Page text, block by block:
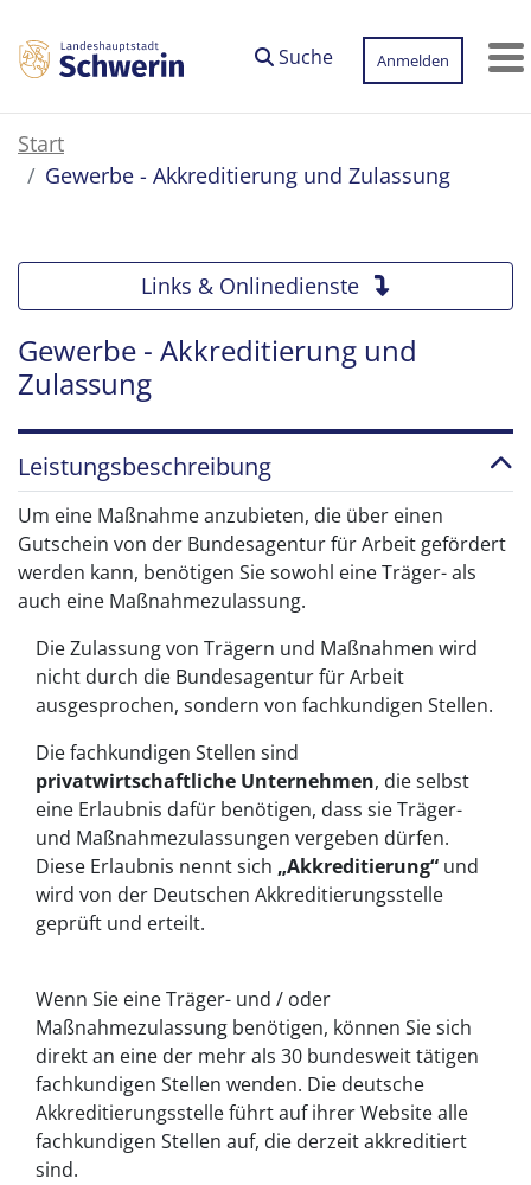
Suche
Anmelden
Start
Gewerbe - Akkreditierung und Zulassung
Links & Onlinedienste
Gewerbe - Akkreditierung und
Zulassung
Leistungsbeschreibung
Um eine Maßnahme anzubieten, die über einen
Gutschein von der Bundesagentur für Arbeit gefördert
werden kann, benötigen Sie sowohl eine Träger- als
auch eine Maßnahmezulassung.
Die Zulassung von Trägern und Maßnahmen wird
nicht durch die Bundesagentur für Arbeit
ausgesprochen, sondern von fachkundigen Stellen.
Die fachkundigen Stellen sind
privatwirtschaftliche Unternehmen, die selbst
eine Erlaubnis dafür benötigen, dass sie Träger-
und Maßnahmezulassungen vergeben dürfen.
Diese Erlaubnis nennt sich „Akkreditierung“ und
wird von der Deutschen Akkreditierungsstelle
geprüft und erteilt.
Wenn Sie eine Träger- und / oder
Maßnahmezulassung benötigen, können Sie sich
direkt an eine der mehr als 30 bundesweit tätigen
fachkundigen Stellen wenden. Die deutsche
Akkreditierungsstelle führt auf ihrer Website alle
fachkundigen Stellen auf, die derzeit akkreditiert
sind.